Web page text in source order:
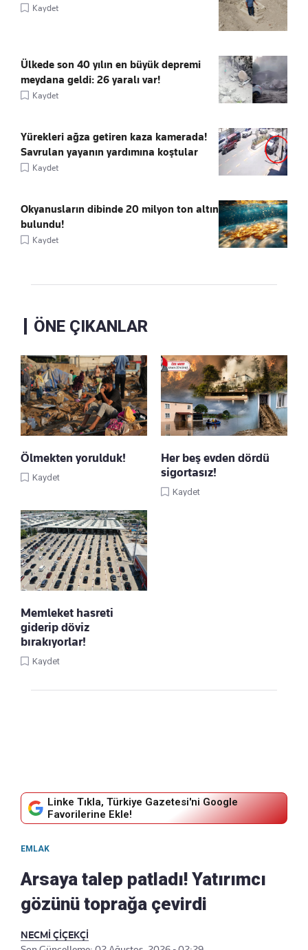
Kaydet
Ülkede son 40 yılın en büyük depremi
meydana geldi: 26 yaralı var!
Kaydet
Yürekleri ağza getiren kaza kamerada!
Savrulan yayanın yardımına koştular
Kaydet
Okyanusların dibinde 20 milyon ton altın
bulundu!
Kaydet
ÖNE ÇIKANLAR
Ölmekten yorulduk!
Kaydet
Her beş evden dördü
sigortasız!
Kaydet
Memleket hasreti
giderip döviz
bırakıyorlar!
Kaydet
Linke Tıkla, Türkiye Gazetesi'ni Google
Favorilerine Ekle!
EMLAK
Arsaya talep patladı! Yatırımcı
gözünü toprağa çevirdi
NECMİ ÇİÇEKÇİ